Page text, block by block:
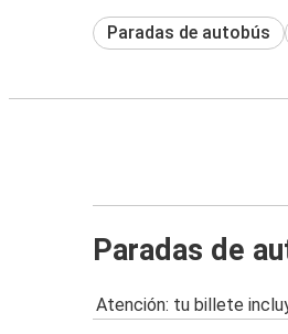
Paradas de autobús
Paradas de
Atención: tu billete